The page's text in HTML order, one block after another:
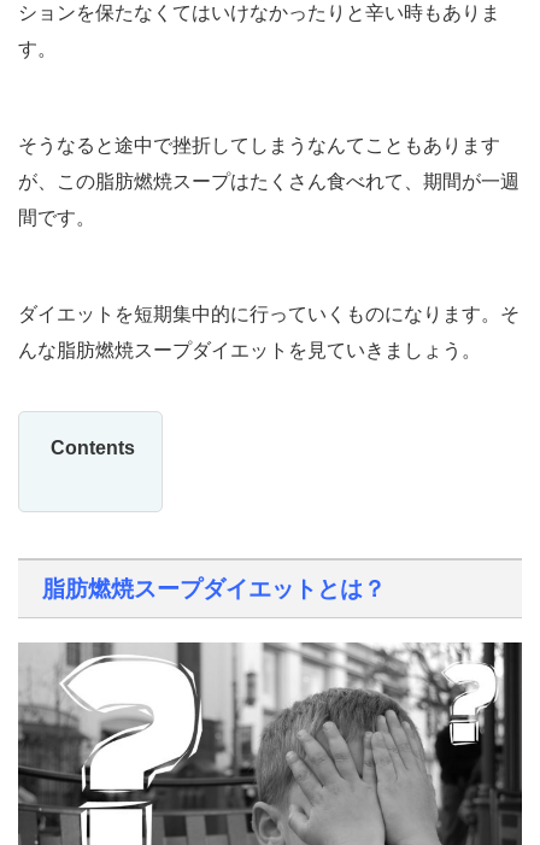
ションを保たなくてはいけなかったりと辛い時もありま
す。
そうなると途中で挫折してしまうなんてこともあります
が、この脂肪燃焼スープはたくさん食べれて、期間が一週
間です。
ダイエットを短期集中的に行っていくものになります。そ
んな脂肪燃焼スープダイエットを見ていきましょう。
Contents
脂肪燃焼スープダイエットとは？